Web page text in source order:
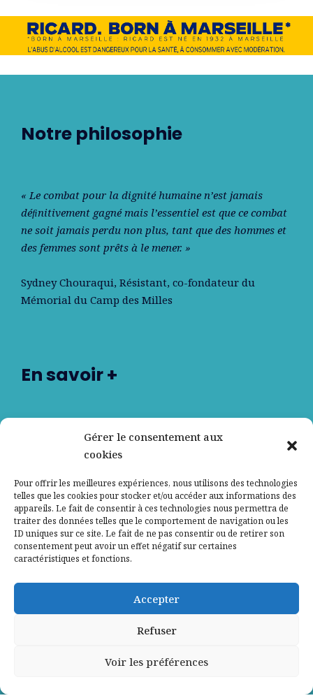
Gérer le consentement aux
cookies
Pour offrir les meilleures expériences, nous utilisons des technologies
telles que les cookies pour stocker et/ou accéder aux informations des
appareils. Le fait de consentir à ces technologies nous permettra de
traiter des données telles que le comportement de navigation ou les
ID uniques sur ce site. Le fait de ne pas consentir ou de retirer son
consentement peut avoir un effet négatif sur certaines
caractéristiques et fonctions.
Accepter
Refuser
Voir les préférences
Notre philosophie
« Le combat pour la dignité humaine n’est jamais
déﬁnitivement gagné mais l’essentiel est que ce combat
ne soit jamais perdu non plus, tant que des hommes et
des femmes sont prêts à le mener. »
Sydney Chouraqui, Résistant, co-fondateur du
Mémorial du Camp des Milles
En savoir +
Nos partenaires
Contactez-nous
Mentions légales